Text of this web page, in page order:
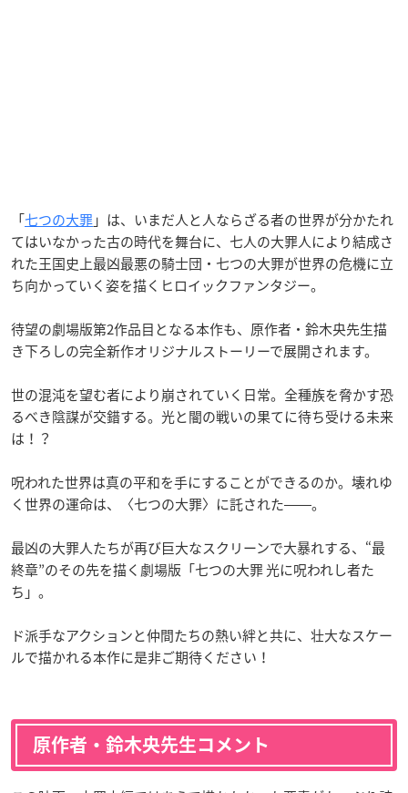
「七つの大罪」は、いまだ人と人ならざる者の世界が分かたれ
てはいなかった古の時代を舞台に、七人の大罪人により結成さ
れた王国史上最凶最悪の騎士団・七つの大罪が世界の危機に立
ち向かっていく姿を描くヒロイックファンタジー。
待望の劇場版第2作品目となる本作も、原作者・鈴木央先生描
き下ろしの完全新作オリジナルストーリーで展開されます。
世の混沌を望む者により崩されていく日常。全種族を脅かす恐
るべき陰謀が交錯する。光と闇の戦いの果てに待ち受ける未来
は！？
呪われた世界は真の平和を手にすることができるのか。壊れゆ
く世界の運命は、〈七つの大罪〉に託された――。
最凶の大罪人たちが再び巨大なスクリーンで大暴れする、“最
終章”のその先を描く劇場版「七つの大罪 光に呪われし者た
ち」。
ド派手なアクションと仲間たちの熱い絆と共に、壮大なスケー
ルで描かれる本作に是非ご期待ください！
原作者・鈴木央先生コメント